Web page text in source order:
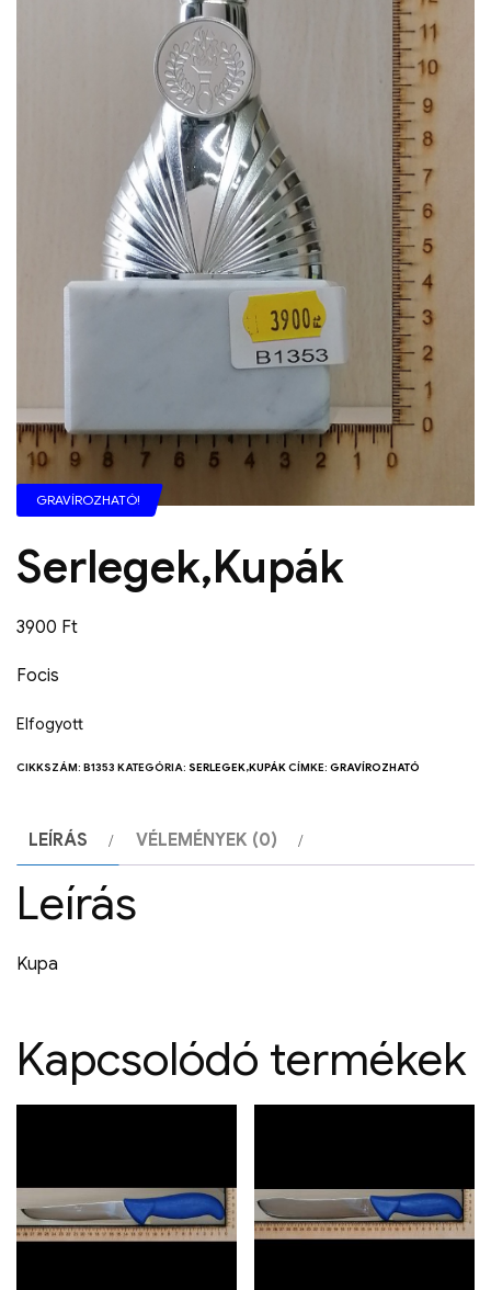
GRAVÍROZHATÓ!
Serlegek,Kupák
3900 Ft
Focis
Elfogyott
CIKKSZÁM: B1353 KATEGÓRIA: SERLEGEK,KUPÁKCÍMKE: GRAVÍROZHATÓ
LEÍRÁS VÉLEMÉNYEK (0)
Leírás
Kupa
Kapcsolódó termékek